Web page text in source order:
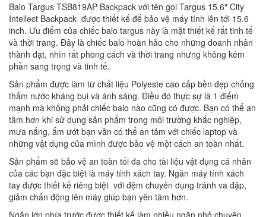
Balo Targus TSB819AP Backpack với tên gọi Targus 15.6″ City
Intellect Backpack được thiết kế để bảo vệ máy tính lên tới 15.6
inch. Ưu điểm của chiếc balo targus này là mặt thiết kế rất tinh tế
và thời trang. Đây là chiếc balo hoàn hảo cho những doanh nhân
thành đạt, nhìn rất phong cách và thời trang nhưng không kém
phần sang trọng và tinh tế.
Sản phẩm được làm từ chất liệu Polyeste cao cấp bền đẹp chống
thấm nước kháng bụi và ánh sáng. Điều đó thực sự là 1 điểm
mạnh mà không phải chiếc balo nào cũng có được. Bạn có thể an
tâm hơn khi sử dụng sản phẩm trong môi trường khắc nghiệp,
mưa nắng, ẩm ướt bạn vẫn có thể an tâm với chiếc laptop và
những vật dụng của mình được bảo vệ một cách an toàn nhất.
Sản phẩm sẽ bảo vệ an toàn tối đa cho tài liệu vật dụng cá nhân
của các bạn đặc biệt là máy tính xách tay. Ngăn máy tính xách
tay được thiết kế riêng biệt với đệm chuyên dụng tránh va đập,
giảm chấn động lên máy giúp bạn yên tâm hơn.